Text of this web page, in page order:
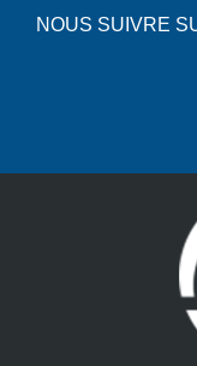
NOUS SUIVRE